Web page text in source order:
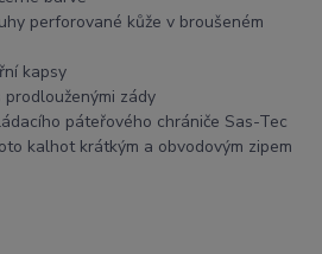
perforované kůže v broušeném
kapsy
zády
páteřového chrániče Sas-Tec
kalhot krátkým a obvodovým zipem